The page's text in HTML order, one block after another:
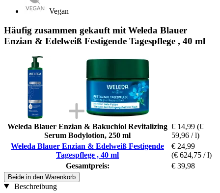
Vegan
Häufig zusammen gekauft mit Weleda Blauer
Enzian & Edelweiß Festigende Tagespflege , 40 ml
Weleda Blauer Enzian & Bakuchiol Revitalizing
Serum Bodylotion, 250 ml
€ 14,99 (€
59,96 / l)
Weleda Blauer Enzian & Edelweiß Festigende
Tagespflege , 40 ml
€ 24,99
(€ 624,75 / l)
Gesamtpreis:
€ 39,98
Beide in den Warenkorb
Beschreibung